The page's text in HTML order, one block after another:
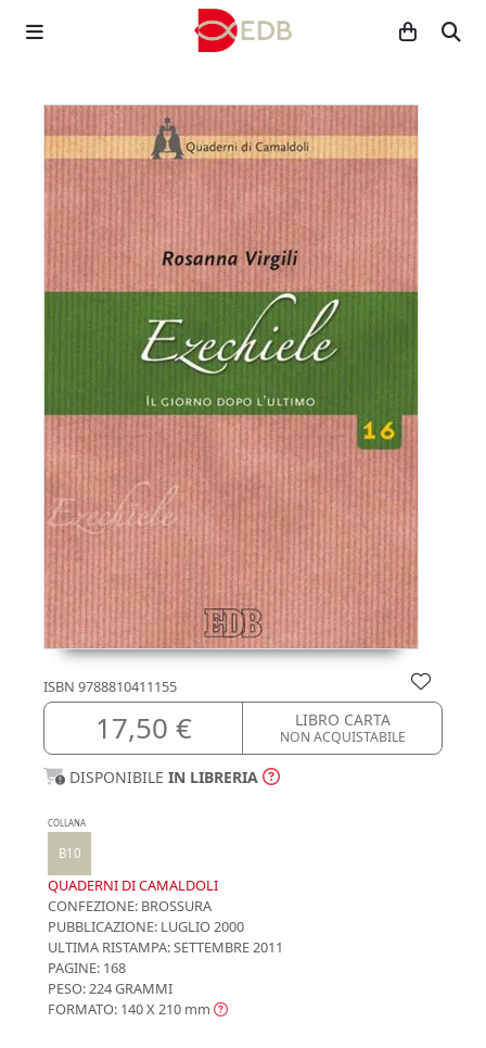
ISBN 9788810411155
17,50 € LIBRO CARTA
NON ACQUISTABILE
DISPONIBILE IN LIBRERIA
COLLANA
B10
QUADERNI DI CAMALDOLI
CONFEZIONE: BROSSURA
PUBBLICAZIONE: LUGLIO 2000
ULTIMA RISTAMPA:SETTEMBRE 2011
PAGINE: 168
PESO: 224 GRAMMI
FORMATO: 140 X 210 mm